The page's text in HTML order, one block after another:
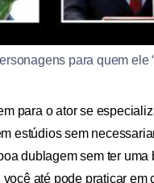
para quem ele
para o ator se
estúdios sem
dublagem sem ter
até pode praticar